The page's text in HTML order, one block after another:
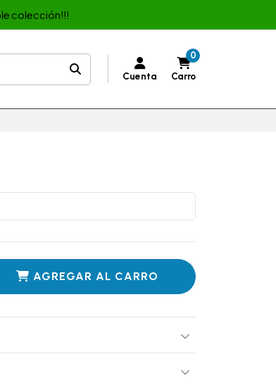
colección!!!
Cuenta
0
Carro
AGREGAR AL CARRO